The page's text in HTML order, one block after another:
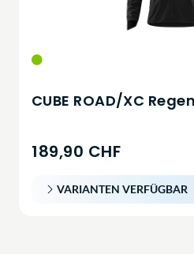
CUBE ROAD/XC
189,90 CHF
VARIANTEN VERFÜGBAR